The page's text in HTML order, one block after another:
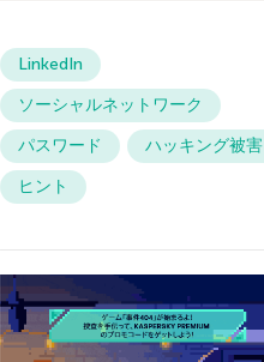
LinkedIn
ソーシャルネットワーク
パスワード
ハッキング被害
ヒント